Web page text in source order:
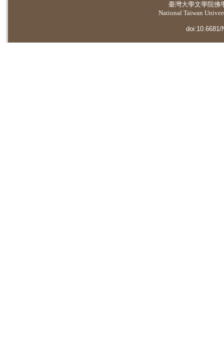
臺灣大學文學院佛
National Taiwan
doi:10.6681/